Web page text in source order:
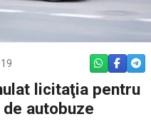
WHATSAPP
licitaţia pentru
autobuze